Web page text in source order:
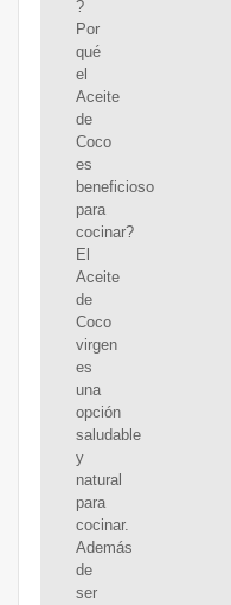
?
Por
qué
el
Aceite
de
Coco
es
beneficioso
para
cocinar?
El
Aceite
de
Coco
virgen
es
una
opción
saludable
y
natural
para
cocinar.
Además
de
ser